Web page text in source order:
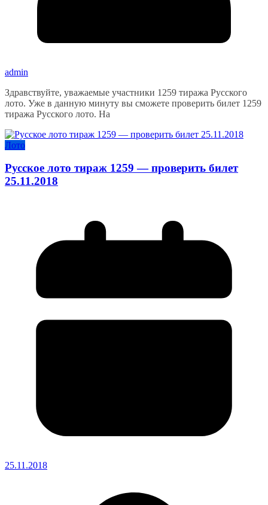
admin
Здравствуйте, уважаемые участники 1259 тиража Русского
лото. Уже в данную минуту вы сможете проверить билет 1259
тиража Русского лото. На
Лото
Русское лото тираж 1259 — проверить билет
25.11.2018
25.11.2018